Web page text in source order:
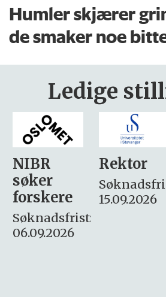
Humler skjærer
de smaker noe
Ledige
Rektor
Søknadsfrist:
15.09.2026
innen